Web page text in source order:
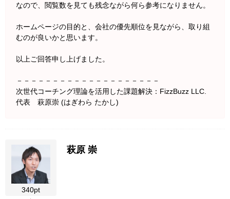
なので、閲覧数を見ても残念ながら何ら参考になりません。
ホームページの目的と、会社の優先順位を見ながら、取り組
むのが良いかと思います。
以上ご回答申し上げました。
－－－－－－－－－－－－－－－－－－－－
次世代コーチング理論を活用した課題解決：FizzBuzz LLC.
代表 萩原崇 (はぎわら たかし)
340pt
萩原 崇